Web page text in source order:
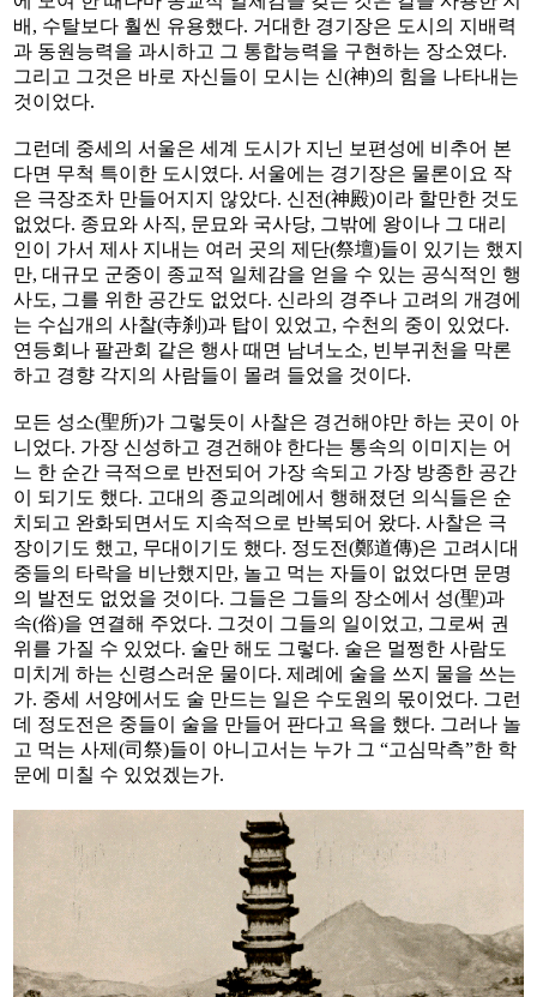
배, 수탈보다 훨씬 유용했다. 거대한 경기장은 도시의 지배력
과 동원능력을 과시하고 그 통합능력을 구현하는 장소였다.
그리고 그것은 바로 자신들이 모시는 신(神)의 힘을 나타내는
것이었다.
그런데 중세의 서울은 세계 도시가 지닌 보편성에 비추어 본
다면 무척 특이한 도시였다. 서울에는 경기장은 물론이요 작
은 극장조차 만들어지지 않았다. 신전(神殿)이라 할만한 것도
없었다. 종묘와 사직, 문묘와 국사당, 그밖에 왕이나 그 대리
인이 가서 제사 지내는 여러 곳의 제단(祭壇)들이 있기는 했지
만, 대규모 군중이 종교적 일체감을 얻을 수 있는 공식적인 행
사도, 그를 위한 공간도 없었다. 신라의 경주나 고려의 개경에
는 수십개의 사찰(寺刹)과 탑이 있었고, 수천의 중이 있었다.
연등회나 팔관회 같은 행사 때면 남녀노소, 빈부귀천을 막론
하고 경향 각지의 사람들이 몰려 들었을 것이다.
모든 성소(聖所)가 그렇듯이 사찰은 경건해야만 하는 곳이 아
니었다. 가장 신성하고 경건해야 한다는 통속의 이미지는 어
느 한 순간 극적으로 반전되어 가장 속되고 가장 방종한 공간
이 되기도 했다. 고대의 종교의례에서 행해졌던 의식들은 순
치되고 완화되면서도 지속적으로 반복되어 왔다. 사찰은 극
장이기도 했고, 무대이기도 했다. 정도전(鄭道傳)은 고려시대
중들의 타락을 비난했지만, 놀고 먹는 자들이 없었다면 문명
의 발전도 없었을 것이다. 그들은 그들의 장소에서 성(聖)과
속(俗)을 연결해 주었다. 그것이 그들의 일이었고, 그로써 권
위를 가질 수 있었다. 술만 해도 그렇다. 술은 멀쩡한 사람도
미치게 하는 신령스러운 물이다. 제례에 술을 쓰지 물을 쓰는
가. 중세 서양에서도 술 만드는 일은 수도원의 몫이었다. 그런
데 정도전은 중들이 술을 만들어 판다고 욕을 했다. 그러나 놀
고 먹는 사제(司祭)들이 아니고서는 누가 그 “고심막측”한 학
문에 미칠 수 있었겠는가.